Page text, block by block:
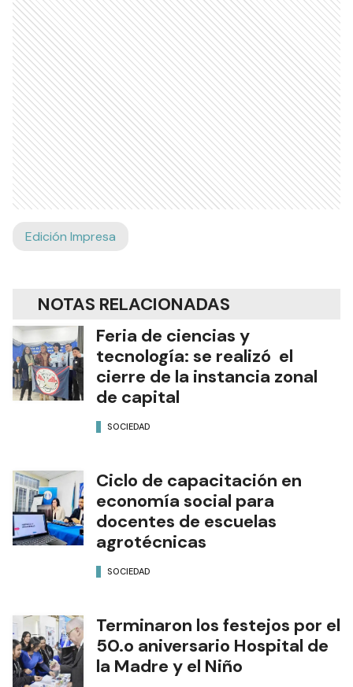
Edición Impresa
NOTAS RELACIONADAS
Feria de ciencias y
tecnología: se realizó el
cierre de la instancia zonal
de capital
SOCIEDAD
Ciclo de capacitación en
economía social para
docentes de escuelas
agrotécnicas
SOCIEDAD
Terminaron los festejos por el
50.o aniversario Hospital de
la Madre y el Niño